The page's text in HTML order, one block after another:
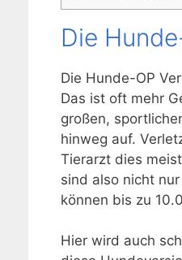
Die
Die Hunde-OP
Das ist oft mehr
großen,
hinweg auf.
Tierarzt dies
sind also nicht
können bis zu
Hier wird auch